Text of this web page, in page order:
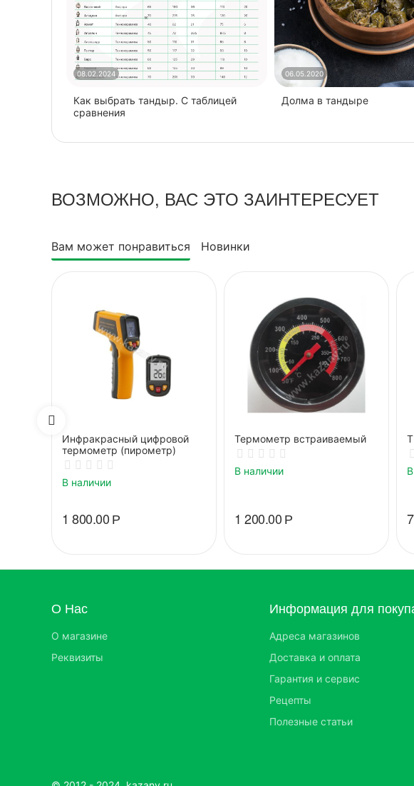
08.02.2024
Как выбрать тандыр. С таблицей
сравнения
06.05.2020
​Долма в тандыре
ВОЗМОЖНО, ВАС ЭТО ЗАИНТЕРЕСУЕТ
Вам может понравиться Новинки
Инфракрасный цифровой
термометр (пирометр)
В наличии
1 800.00Р
Термометр встраиваемый
В наличии
1 200.00Р
О Нас
О магазине
Реквизиты
Информация для
Адреса магазинов
Доставка и оплата
Гарантия и сервис
Рецепты
Полезные статьи